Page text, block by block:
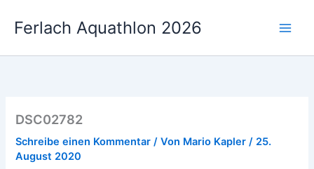
InhaltFerlach Aquathlon 2026
DSC02782
Schreibe einen Kommentar / Von Mario Kapler/ 25.
August 2020